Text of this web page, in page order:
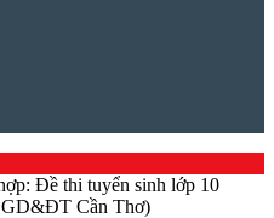
Đề thi tuyển sinh lớp 10
GD&ĐT Cần Thơ)